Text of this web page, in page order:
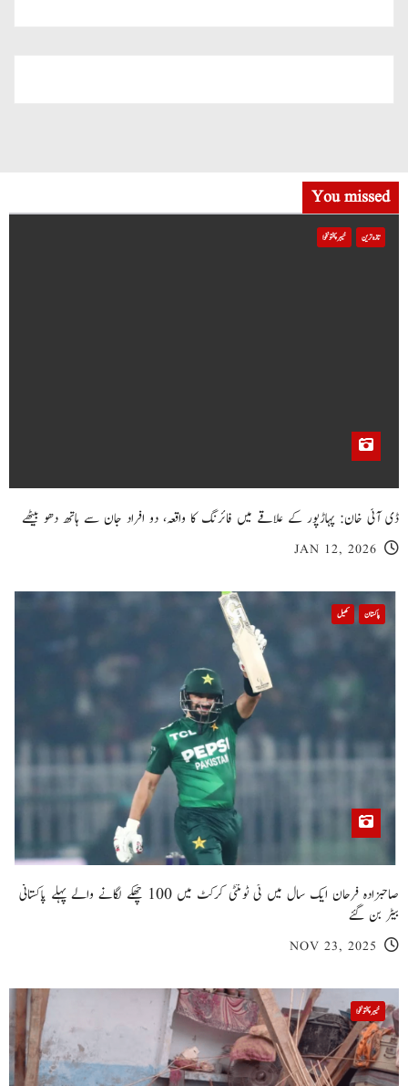
You missed
تازہ ترین خیبر پختونخوا
ڈی آئی خان: پہاڑپور کے علاقے میں فائرنگ کا واقعہ، دو افراد جان سے ہاتھ دھو بیٹھے
JAN 12, 2026
پاکستان کھیل
صاحبزادہ فرحان ایک سال میں ٹی ٹوئنٹی کرکٹ میں 100 چھکے لگانے والے پہلے پاکستانی
بیٹر بن گئے
NOV 23, 2025
خیبر پختونخوا